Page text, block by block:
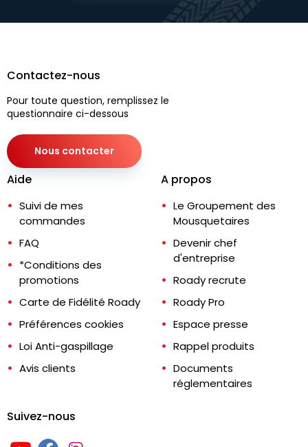
Contactez-nous
Pour toute question, remplissez le
questionnaire ci-dessous
Nous contacter
Aide
Suivi de mes
commandes
FAQ
*Conditions des
promotions
Carte de Fidélité Roady
Préférences cookies
Loi Anti-gaspillage
Avis clients
A propos
Le Groupement des
Mousquetaires
Devenir chef
d'entreprise
Roady recrute
Roady Pro
Espace presse
Rappel produits
Documents
réglementaires
Suivez-nous